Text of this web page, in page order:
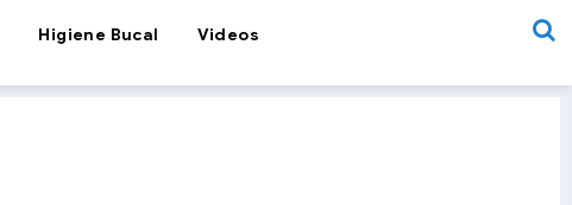
Higiene Bucal Videos